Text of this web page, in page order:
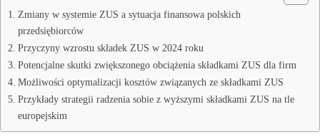
Zmiany w systemie ZUS a sytuacja finansowa polskich
przedsiębiorców
Przyczyny wzrostu składek ZUS w 2024 roku
Potencjalne skutki zwiększonego obciążenia składkami ZUS dla firm
Możliwości optymalizacji kosztów związanych ze składkami ZUS
Przykłady strategii radzenia sobie z wyższymi składkami ZUS na tle
europejskim